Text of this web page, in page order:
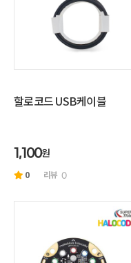
할로코드 USB케이블
1,100원
0 리뷰 0